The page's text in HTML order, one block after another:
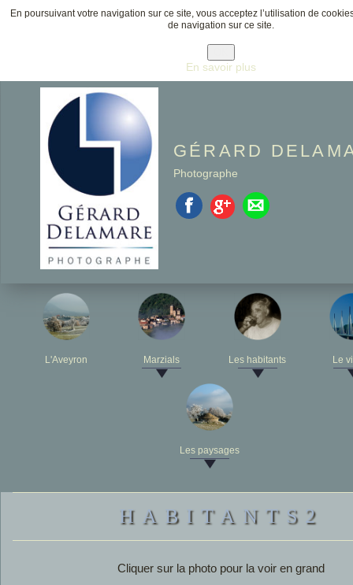
En poursuivant votre navigation sur ce site, vous acceptez l’utilisation de
de navigation sur ce site.
En savoir plus
Maximenu CK message : Your module is still working
mode. Please change it in the Advanced options to
GÉRARD
Photographe
L'Aveyron Marzials Les habitants Le
Les paysages
HABITANTS2
Cliquer sur la photo pour la voir en grand